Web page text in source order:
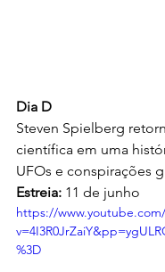
Dia D
Steven Spielberg
científica em uma
UFOs e conspirações
Estreia: 11 de junho
https://
%3D